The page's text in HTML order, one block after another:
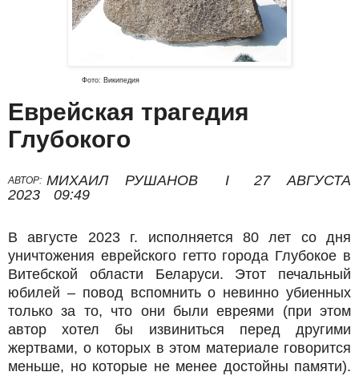
Фото: Википедия
Еврейская трагедия
Глубокого
АВТОР: МИХАИЛ РУШАНОВ I
27 АВГУСТА
2023
09:49
В августе 2023 г. исполняется 80 лет со дня
уничтожения еврейского гетто города Глубокое в
Витебской области Беларуси. Этот печальный
юбилей – повод вспомнить о невинно убиенных
только за то, что они были евреями (при этом
автор хотел бы извиниться перед другими
жертвами, о которых в этом материале говорится
меньше, но которые не менее достойны памяти).